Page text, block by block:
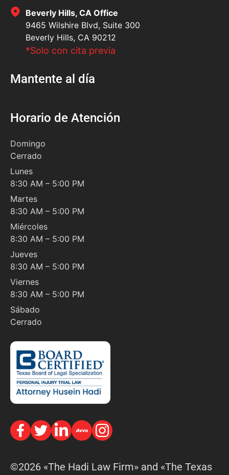
Beverly Hills, CA Office
9465 Wilshire Blvd, Suite 300
Beverly Hills, CA 90212
*Solo con cita previa
Mantente al día
Horario de Atención
Domingo
Cerrado
Lunes
8:30 AM – 5:00 PM
Martes
8:30 AM – 5:00 PM
Miércoles
8:30 AM – 5:00 PM
Jueves
8:30 AM – 5:00 PM
Viernes
8:30 AM – 5:00 PM
Sábado
Cerrado
©2026 «The Hadi Law Firm» and «The Texas